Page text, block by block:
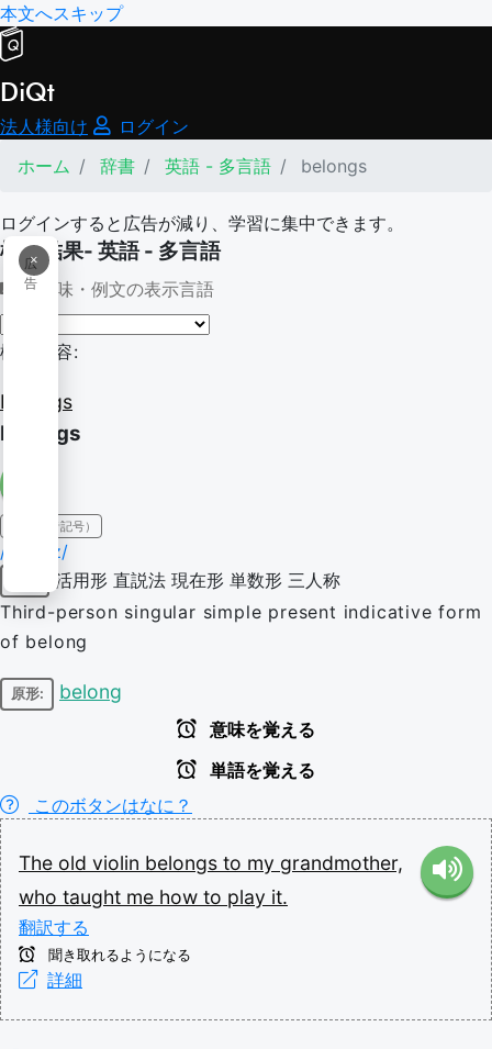
本文へスキップ
DiQt
法人様向け
ログイン
ホーム
辞書 英語 - 多言語 belongs
ログインすると広告が減り、学習に集中できます。
×
広
告
検索結果- 英語 - 多言語
意味・例文の表示言語
検索内容:
belongs
belongs
IPA（発音記号）
/bɪˈlɔŋz/
活用形 直説法 現在形 単数形 三人称
Third-person singular simple present indicative form
of belong
原形: belong
意味を覚える
単語を覚える
このボタンはなに？
The old violin belongs to my grandmother,
who taught me how to play it.
翻訳する
聞き取れるようになる
詳細